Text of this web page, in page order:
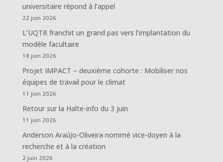
universitaire répond à l’appel
22 juin 2026
L’UQTR franchit un grand pas vers l’implantation du
modèle facultaire
18 juin 2026
Projet IMPACT – deuxième cohorte : Mobiliser nos
équipes de travail pour le climat
11 juin 2026
Retour sur la Halte-info du 3 juin
11 juin 2026
Anderson Araújo-Oliveira nommé vice-doyen à la
recherche et à la création
2 juin 2026